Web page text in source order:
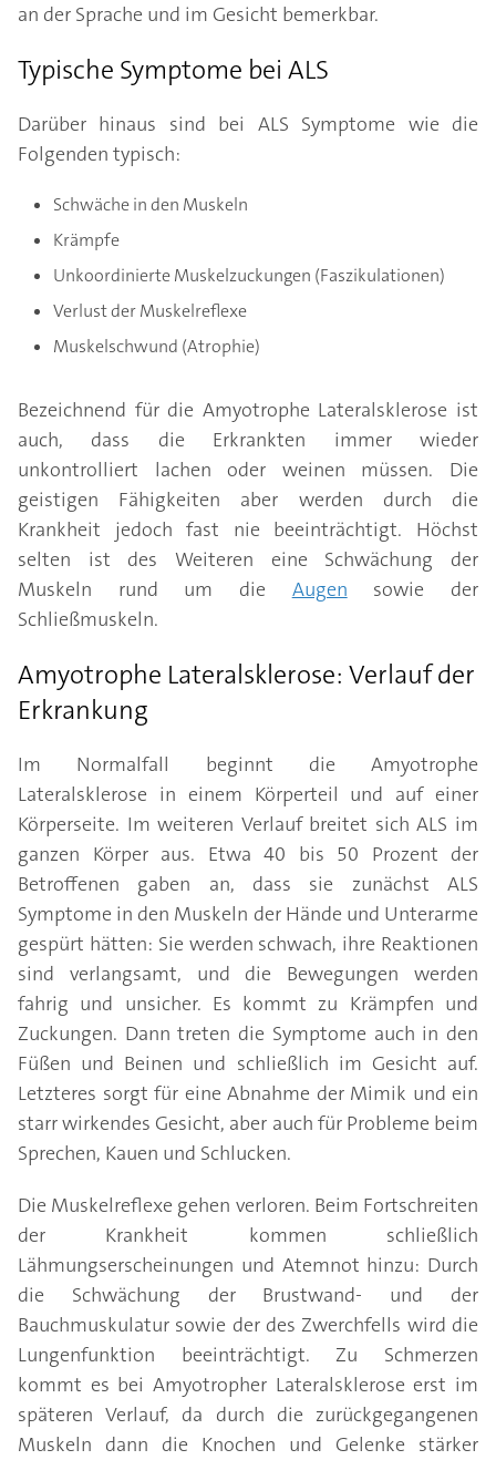
an der Sprache und im Gesicht bemerkbar.
Typische Symptome bei ALS
Darüber hinaus sind bei ALS Symptome wie die
Folgenden typisch:
Schwäche in den Muskeln
Krämpfe
Unkoordinierte Muskelzuckungen (Faszikulationen)
Verlust der Muskelreflexe
Muskelschwund (Atrophie)
Bezeichnend für die Amyotrophe Lateralsklerose ist
auch, dass die Erkrankten immer wieder
unkontrolliert lachen oder weinen müssen. Die
geistigen Fähigkeiten aber werden durch die
Krankheit jedoch fast nie beeinträchtigt. Höchst
selten ist des Weiteren eine Schwächung der
Muskeln rund um die Augen sowie der
Schließmuskeln.
Amyotrophe Lateralsklerose: Verlauf der
Erkrankung
Im Normalfall beginnt die Amyotrophe
Lateralsklerose in einem Körperteil und auf einer
Körperseite. Im weiteren Verlauf breitet sich ALS im
ganzen Körper aus. Etwa 40 bis 50 Prozent der
Betroffenen gaben an, dass sie zunächst ALS
Symptome in den Muskeln der Hände und Unterarme
gespürt hätten: Sie werden schwach, ihre Reaktionen
sind verlangsamt, und die Bewegungen werden
fahrig und unsicher. Es kommt zu Krämpfen und
Zuckungen. Dann treten die Symptome auch in den
Füßen und Beinen und schließlich im Gesicht auf.
Letzteres sorgt für eine Abnahme der Mimik und ein
starr wirkendes Gesicht, aber auch für Probleme beim
Sprechen, Kauen und Schlucken.
Die Muskelreflexe gehen verloren. Beim Fortschreiten
der Krankheit kommen schließlich
Lähmungserscheinungen und Atemnot hinzu: Durch
die Schwächung der Brustwand- und der
Bauchmuskulatur sowie der des Zwerchfells wird die
Lungenfunktion beeinträchtigt. Zu Schmerzen
kommt es bei Amyotropher Lateralsklerose erst im
späteren Verlauf, da durch die zurückgegangenen
Muskeln dann die Knochen und Gelenke stärker